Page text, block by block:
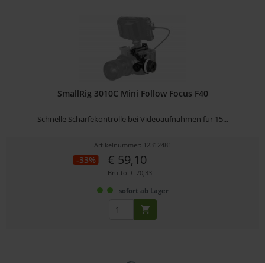
SmallRig 3010C Mini Follow Focus F40
Schnelle Schärfekontrolle bei Videoaufnahmen für 15...
Artikelnummer: 12312481
-33% € 59,10
Brutto: € 70,33
sofort ab Lager